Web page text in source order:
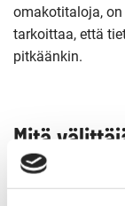
omakotitaloja,
tarkoittaa, että
pitkäänkin.
Mitä
ei myy?